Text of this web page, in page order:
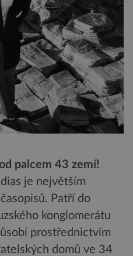
palcem 43 zemí!
je největším
Patří do
konglomerátu
prostřednictvím
domů ve 34